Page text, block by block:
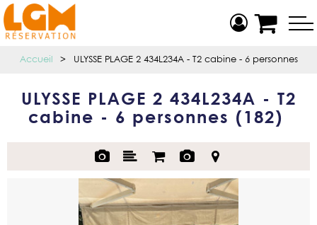
Accueil > ULYSSE PLAGE 2 434L234A - T2 cabine - 6 personnes
ULYSSE PLAGE 2 434L234A - T2
cabine - 6 personnes ( 182 )